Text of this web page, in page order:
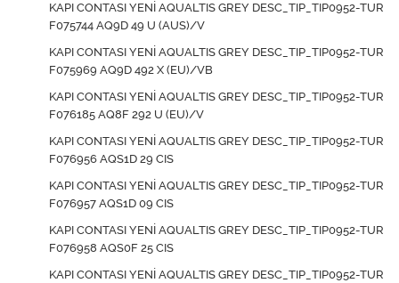
KAPI CONTASI YENİ AQUALTIS GREY DESC_TIP_TIP0952-TUR
F075744 AQ9D 49 U (AUS)/V
KAPI CONTASI YENİ AQUALTIS GREY DESC_TIP_TIP0952-TUR
F075969 AQ9D 492 X (EU)/VB
KAPI CONTASI YENİ AQUALTIS GREY DESC_TIP_TIP0952-TUR
F076185 AQ8F 292 U (EU)/V
KAPI CONTASI YENİ AQUALTIS GREY DESC_TIP_TIP0952-TUR
F076956 AQS1D 29 CIS
KAPI CONTASI YENİ AQUALTIS GREY DESC_TIP_TIP0952-TUR
F076957 AQS1D 09 CIS
KAPI CONTASI YENİ AQUALTIS GREY DESC_TIP_TIP0952-TUR
F076958 AQS0F 25 CIS
KAPI CONTASI YENİ AQUALTIS GREY DESC_TIP_TIP0952-TUR